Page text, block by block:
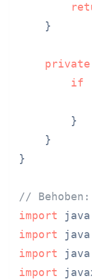
    }
private
if
        }
    }
}
//
import
import
import
import